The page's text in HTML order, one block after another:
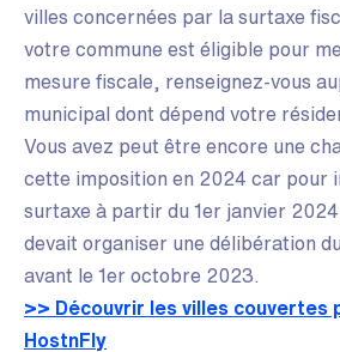
villes concernées par la surtaxe
votre commune est éligible pour
mesure fiscale, renseignez-vous
municipal dont dépend votre
Vous avez peut être encore une
cette imposition en 2024 car pour
surtaxe à partir du 1er janvier
devait organiser une délibération
avant le 1er octobre 2023.
>> Découvrir les villes couvertes
HostnFly